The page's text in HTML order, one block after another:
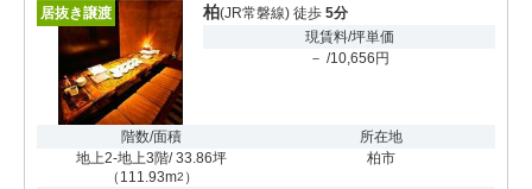
居抜き譲渡 柏(JR常磐線) 徒歩 5分
現賃料/坪単価
－ /10,656円
階数/面積
地上2-地上3階/ 33.86坪
（ 111.93m2 ）
所在地
柏市